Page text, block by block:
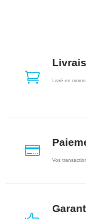
 Livré en

Vos